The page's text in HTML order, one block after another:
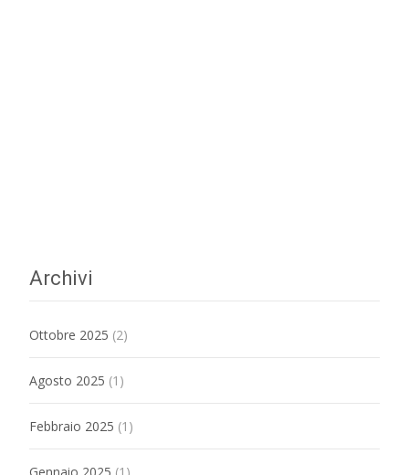
Archivi
Ottobre 2025 (2)
Agosto 2025 (1)
Febbraio 2025 (1)